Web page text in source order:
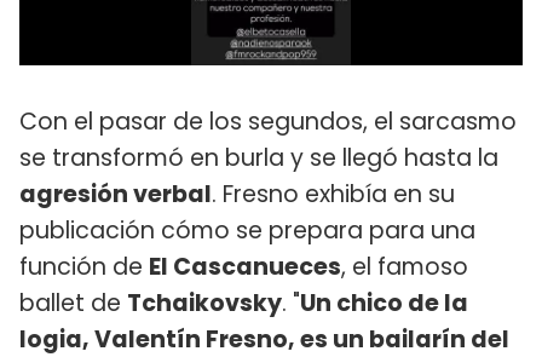
Con el pasar de los segundos, el sarcasmo
se transformó en burla y se llegó hasta la
agresión verbal. Fresno exhibía en su
publicación cómo se prepara para una
función de El Cascanueces, el famoso
ballet de Tchaikovsky. "Un chico de la
logia, Valentín Fresno, es un bailarín del